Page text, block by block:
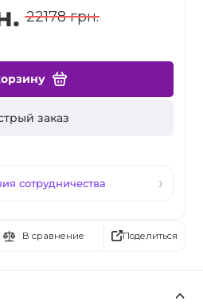
22178 грн.
заказ
сотрудничества
В сравнение Поделиться